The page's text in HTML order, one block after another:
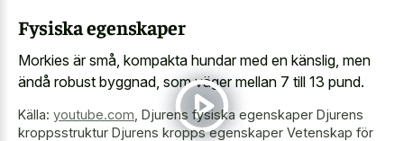
Fysiska egenskaper
Morkies är små, kompakta hundar med en känslig, men
ändå robust byggnad, som väger mellan 7 till 13 pund.
Källa: youtube.com Djurens fysiska egenskaper Djurens
kroppsstruktur Djurens kropps egenskaper Vetenskap för